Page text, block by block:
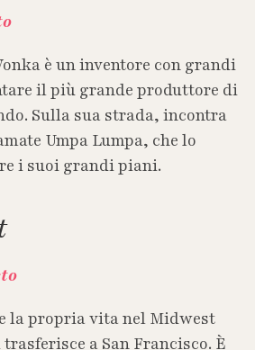
è un inventore con grandi
il più grande produttore di
Sulla sua strada, incontra
Umpa Lumpa, che lo
i suoi grandi piani.
la propria vita nel Midwest
a San Francisco. È